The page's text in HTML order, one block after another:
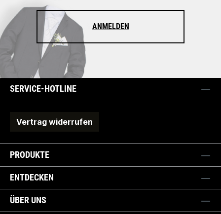
ANMELDEN
SERVICE-HOTLINE
Vertrag widerrufen
PRODUKTE
ENTDECKEN
ÜBER UNS